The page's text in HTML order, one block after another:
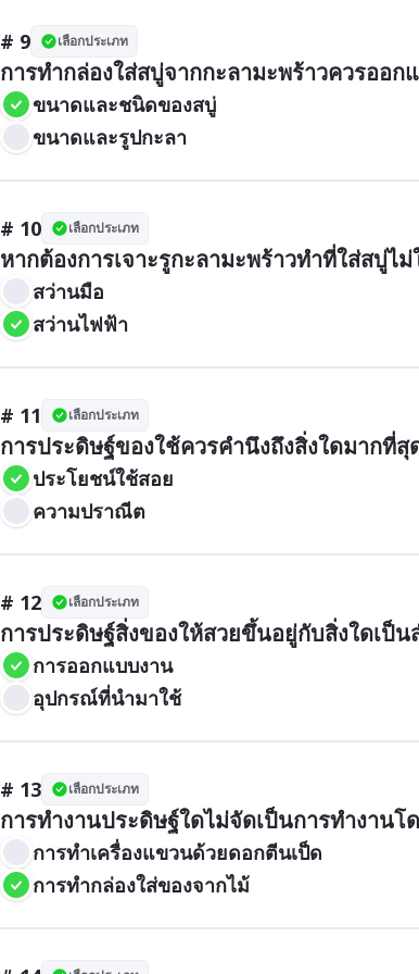
# 9 เลือกประเภท
ขนาดและชนิดของสบู่
ขนาดและรูปกะลา
# 10 เลือกประเภท
สว่านมือ
สว่านไฟฟ้า
# 11 เลือกประเภท
การประดิษฐ์ของใช้ควรคำนึงถึงสิ่งใดมากที่สุ
ประโยชน์ใช้สอย
ความปราณีต
# 12 เลือกประเภท
การประดิษฐ์สิ่งของให้สวยขึ้นอยู่กับสิ่งใดเป็
การออกแบบงาน
อุปกรณ์ที่นำมาใช้
# 13 เลือกประเภท
การทำเครื่องแขวนด้วยดอกตีนเป็ด
การทำกล่องใส่ของจากไม้